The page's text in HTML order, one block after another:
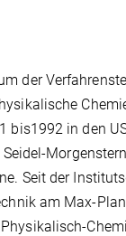
der
bis1992 in den
Seit der
am Max-